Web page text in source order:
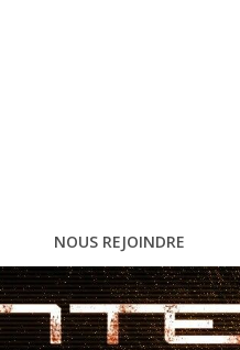
NOUS REJOINDRE